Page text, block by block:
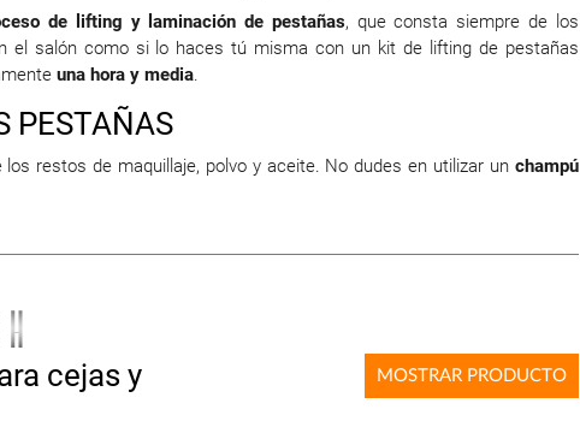
de lifting y laminación de pestañas, que consta siempre de los
el salón como si lo haces tú misma con un kit de lifting de pestañas
una hora y media.
PESTAÑAS
restos de maquillaje, polvo y aceite. No dudes en utilizar un champú
cejas y
MOSTRAR PRODUCTO